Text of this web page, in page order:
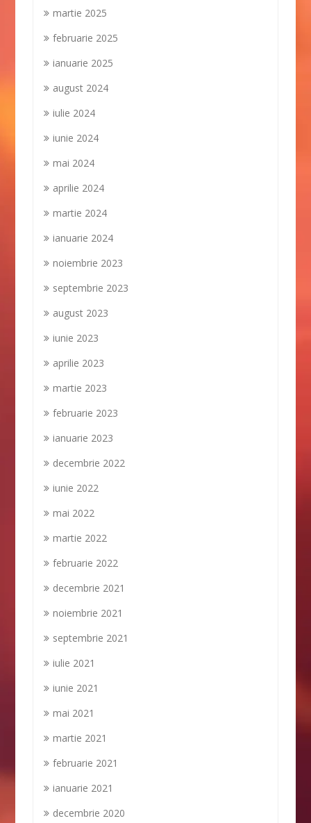
martie 2025
februarie 2025
ianuarie 2025
august 2024
iulie 2024
iunie 2024
mai 2024
aprilie 2024
martie 2024
ianuarie 2024
noiembrie 2023
septembrie 2023
august 2023
iunie 2023
aprilie 2023
martie 2023
februarie 2023
ianuarie 2023
decembrie 2022
iunie 2022
mai 2022
martie 2022
februarie 2022
decembrie 2021
noiembrie 2021
septembrie 2021
iulie 2021
iunie 2021
mai 2021
martie 2021
februarie 2021
ianuarie 2021
decembrie 2020